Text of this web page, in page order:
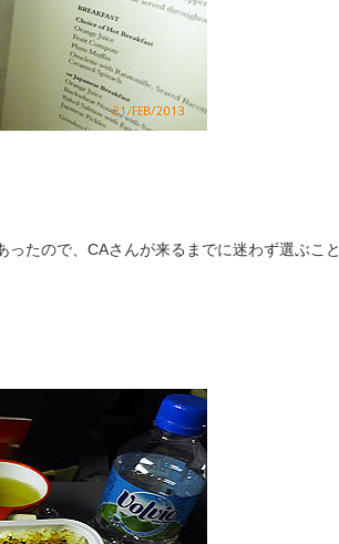
たので、CAさんが来るまでに迷わず選ぶこと